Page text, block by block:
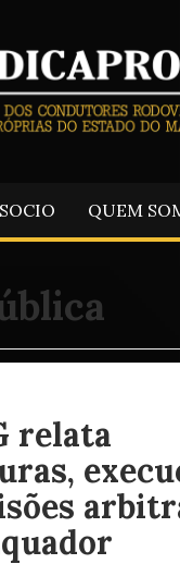
QUEM
relata